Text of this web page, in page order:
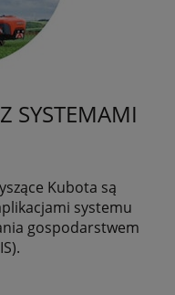
SYSTEMAMI
Kubota są
systemu
gospodarstwem